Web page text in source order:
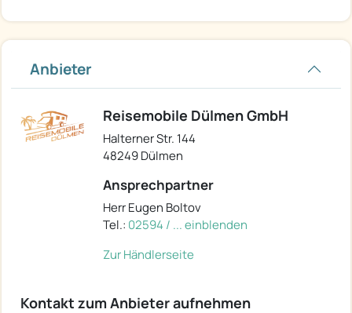
Anbieter
Reisemobile Dülmen GmbH
Halterner Str. 144
48249 Dülmen
Ansprechpartner
Herr Eugen Boltov
Tel.: 02594 / ... einblenden
Zur Händlerseite
Kontakt zum Anbieter aufnehmen